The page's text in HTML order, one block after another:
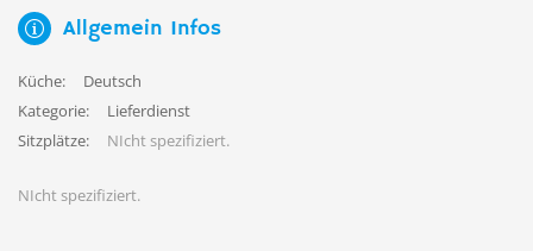
Allgemein Infos
Küche:
Deutsch
Kategorie:
Lieferdienst
Sitzplätze:
NIcht spezifiziert.
NIcht spezifiziert.